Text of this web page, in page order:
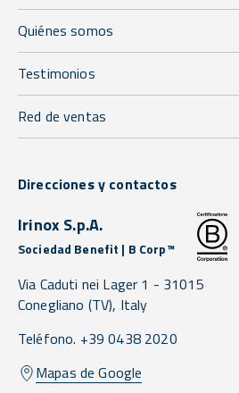
Quiénes somos
Testimonios
Red de ventas
Direcciones y contactos
Irinox S.p.A.
Sociedad Benefit | B Corp™
Via Caduti nei Lager 1 - 31015
Conegliano (TV), Italy
Teléfono. +39 0438 2020
Mapas de Google